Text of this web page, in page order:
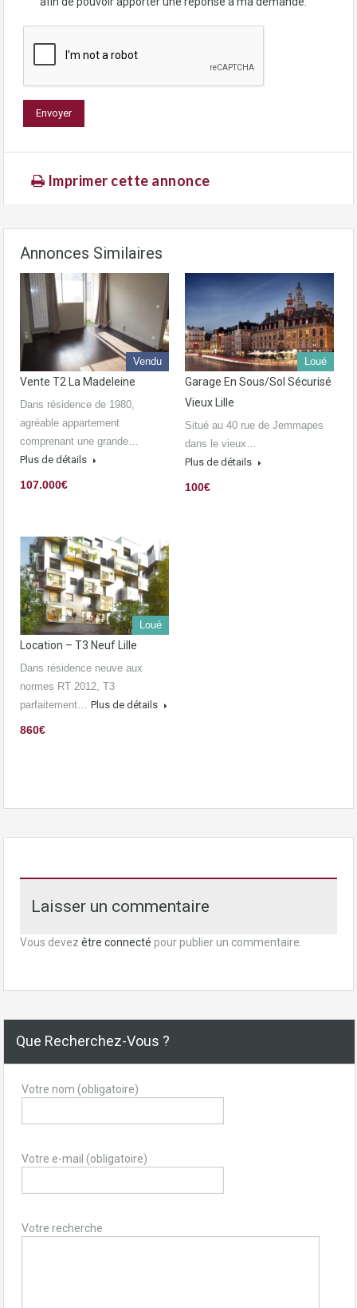
Imprimer cette annonce
Annonces Similaires
Vendu
Vente T2 La Madeleine
Dans résidence de 1980,
agréable appartement
comprenant une grande…
Plus de détails
107.000€
Loué
Garage En Sous/sol Sécurisé
Vieux Lille
Situé au 40 rue de Jemmapes
dans le vieux…
Plus de détails
100€
Loué
Location – T3 Neuf Lille
Dans résidence neuve aux
normes RT 2012, T3
parfaitement… Plus de détails
860€
Laisser un commentaire
Vous devez être connecté pour publier un commentaire.
Que Recherchez-Vous ?
Votre nom (obligatoire)
Votre e-mail (obligatoire)
Votre recherche